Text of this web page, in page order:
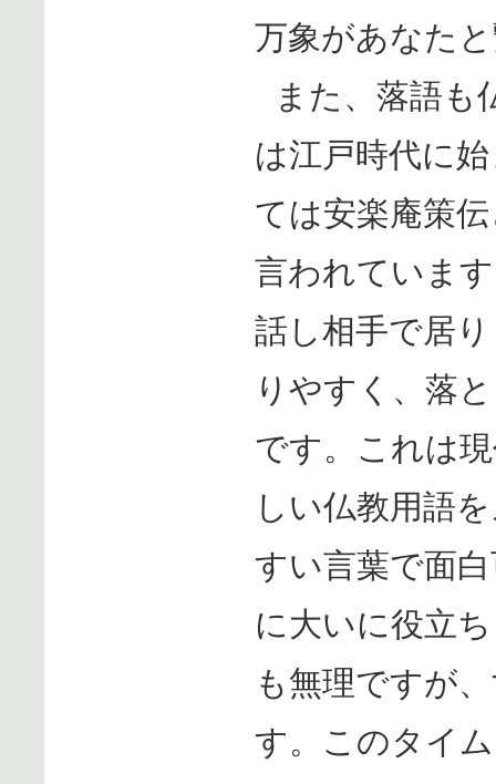
万象があなた
また、落語も
は江戸時代に
ては安楽庵策
言われていま
話し相手で居
りやすく、落
です。これは
しい仏教用語
すい言葉で面
に大いに役立
も無理ですが
す。このタイ